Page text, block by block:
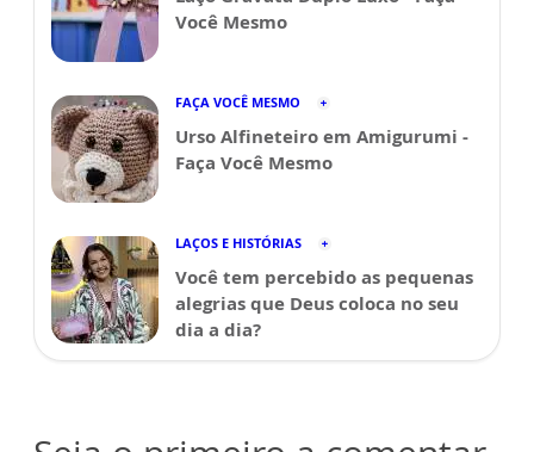
Você Mesmo
FAÇA VOCÊ MESMO
Urso Alfineteiro em Amigurumi -
Faça Você Mesmo
LAÇOS E HISTÓRIAS
Você tem percebido as pequenas
alegrias que Deus coloca no seu
dia a dia?